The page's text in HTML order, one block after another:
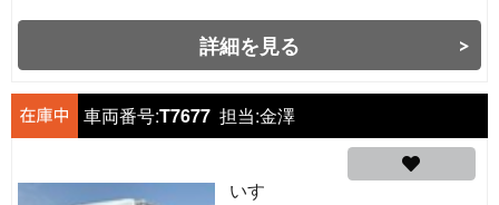
詳細を見る
車両番号:T7677 担当:金澤
いすゞ